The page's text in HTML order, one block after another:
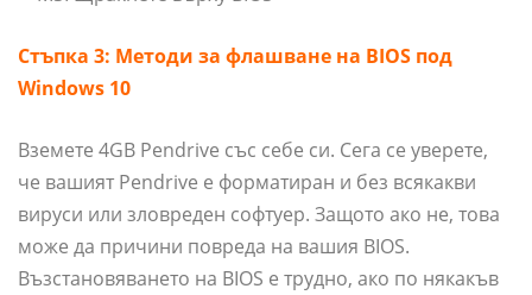
Стъпка 3: Методи за флашване на BIOS под
Windows 10
Вземете 4GB Pendrive със себе си. Сега се уверете,
че вашият Pendrive е форматиран и без всякакви
вируси или зловреден софтуер. Защото ако не, това
може да причини повреда на вашия BIOS.
Възстановяването на BIOS е трудно, ако по някакъв